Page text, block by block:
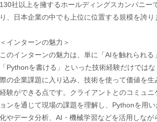
130社以上を擁するホールディングスカンパニー
り、日本企業の中でも上位に位置する規模を誇り
＜インターンの魅力＞
このインターンの魅力は、単に「AIを触れられる」
「Pythonを書ける」といった技術経験だけでは
際の企業課題に入り込み、技術を使って価値を生
経験ができる点です。クライアントとのコミュニ
ョンを通じて現場の課題を理解し、Pythonを用い
化やデータ分析、AI・機械学習などを活用しなが